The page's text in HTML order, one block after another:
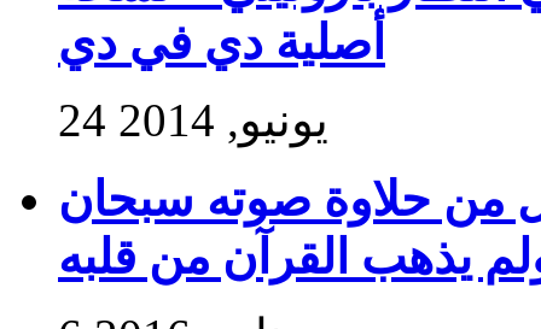
أصلية دي في دي
24 يونيو, 2014
من حلاوة صوته سبحان
يذهب القرآن من قلبه